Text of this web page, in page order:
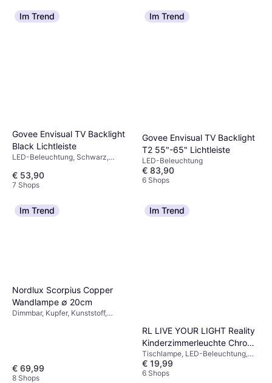
Lampensockel: E27
Im Trend
Govee Envisual TV Backlight
Black Lichtleiste
LED-Beleuchtung, Schwarz,
€ 53,90
7 Shops
Im Trend
Govee Envisual TV Backlight
T2 55"-65" Lichtleiste
LED-Beleuchtung
€ 83,90
6 Shops
Im Trend
Nordlux Scorpius Copper
Wandlampe ∅ 20cm
Dimmbar, Kupfer, Kunststoff,
€ 69,99
8 Shops
Im Trend
RL LIVE YOUR LIGHT Reality
Kinderzimmerleuchte Chrom
Kunststoff 17.5x14.5x12.5
cm Tischlampe
Tischlampe, LED-Beleuchtung,
Metall
€ 19,99
6 Shops